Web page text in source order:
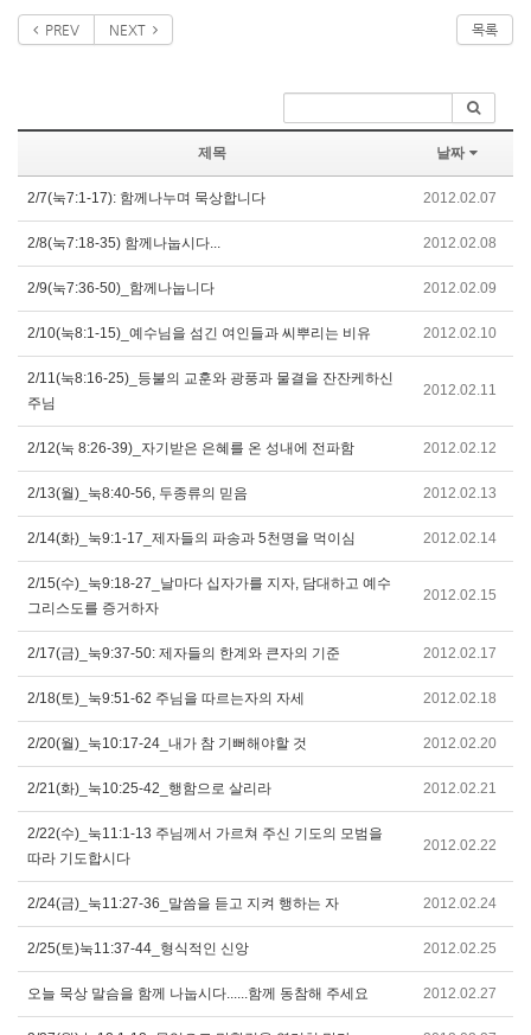
PREV NEXT 목록
제목 날짜
2/7(눅7:1-17): 함께나누며 묵상합니다 2012.02.07
2/8(눅7:18-35) 함께나눕시다... 2012.02.08
2/9(눅7:36-50)_함께나눕니다 2012.02.09
2/10(눅8:1-15)_예수님을 섬긴 여인들과 씨뿌리는 비유 2012.02.10
2/11(눅8:16-25)_등불의 교훈와 광풍과 물결을 잔잔케하신
주님
2012.02.11
2/12(눅 8:26-39)_자기받은 은혜를 온 성내에 전파함 2012.02.12
2/13(월)_눅8:40-56, 두종류의 믿음 2012.02.13
2/14(화)_눅9:1-17_제자들의 파송과 5천명을 먹이심 2012.02.14
2/15(수)_눅9:18-27_날마다 십자가를 지자, 담대하고 예수
그리스도를 증거하자
2012.02.15
2/17(금)_눅9:37-50: 제자들의 한계와 큰자의 기준 2012.02.17
2/18(토)_눅9:51-62 주님을 따르는자의 자세 2012.02.18
2/20(월)_눅10:17-24_내가 참 기뻐해야할 것 2012.02.20
2/21(화)_눅10:25-42_행함으로 살리라 2012.02.21
2/22(수)_눅11:1-13 주님께서 가르쳐 주신 기도의 모범을
따라 기도합시다
2012.02.22
2/24(금)_눅11:27-36_말씀을 듣고 지켜 행하는 자 2012.02.24
2/25(토)눅11:37-44_형식적인 신앙 2012.02.25
오늘 묵상 말슴을 함께 나눕시다......함께 동참해 주세요 2012.02.27